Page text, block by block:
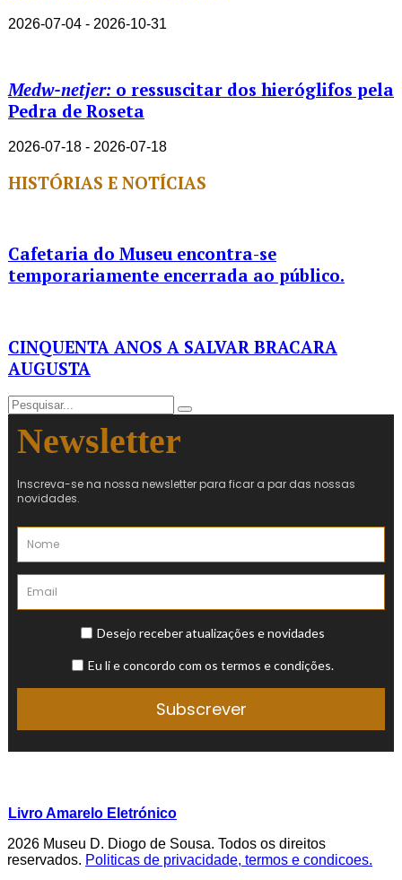
2026-07-04 - 2026-10-31
Medw-netjer: o ressuscitar dos hieróglifos pela
Pedra de Roseta
2026-07-18 - 2026-07-18
HISTÓRIAS E NOTÍCIAS
Cafetaria do Museu encontra-se
temporariamente encerrada ao público.
CINQUENTA ANOS A SALVAR BRACARA
AUGUSTA
Livro Amarelo Eletrónico
2026 Museu D. Diogo de Sousa. Todos os direitos
reservados. Politicas de privacidade, termos e condicoes.